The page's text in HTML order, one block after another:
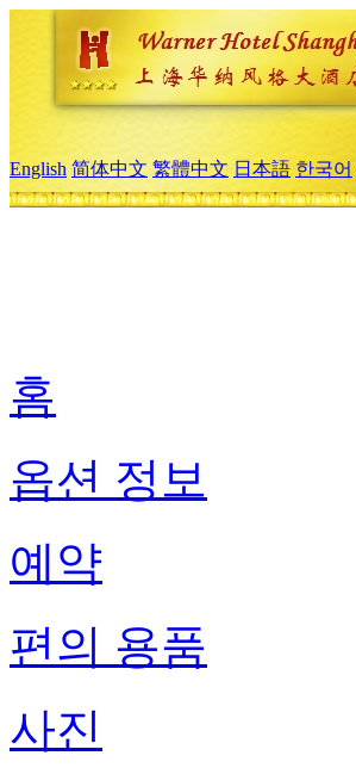
English 简体中文 繁體中文 日本語 한국어
홈
옵션 정보
예약
편의 용품
사진